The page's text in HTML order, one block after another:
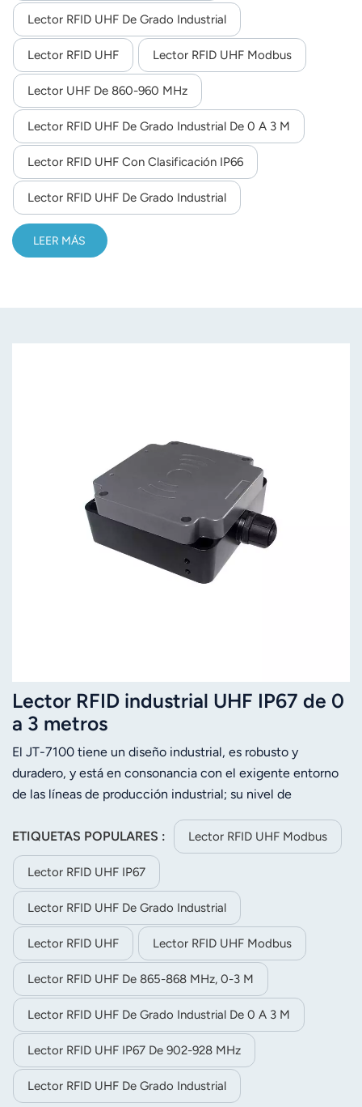
norsk
magyar
el estado de funcionamiento, sin fallos durante 24 horas al
día, 365 días al año.La cubierta inferior está diseñada para
instalar piezas de hierro, lo que resulta conveniente para la
instalación en entornos de líneas de producción industrial
y para la instalación de lectores.De tamaño reducido y
peso ligero, se integra fácilmente en los equipos de la
línea de producción industrial. Compatible con etiquetas
RFID EPCglobal UHF Clase 1 Gen 2 / ISO 18000-6C.
Lector RFID UHF De Grado Industrial
Lector RFID UHF Lector RFID UHF Modbus
Lector UHF De 860-960 MHz
Lector RFID UHF De Grado Industrial De 0 A 3 M
Lector RFID UHF Con Clasificación IP66
Lector RFID UHF De Grado Industrial
LEER MÁS
Lector RFID industrial UHF IP67 de 0
a 3 metros
El JT-7100 tiene un diseño industrial, es robusto y
duradero, y está en consonancia con el exigente entorno
de las líneas de producción industrial; su nivel de
investigación y desarrollo de propiedad intelectual propia
con un algoritmo de reconocimiento de etiquetas de alto
rendimiento. El software monitoriza de forma inteligente
el estado de funcionamiento, sin fallos durante 24 horas al
día, 365 días al año.La cubierta inferior está diseñada para
instalar piezas de hierro, lo que resulta conveniente para la
instalación en entornos de líneas de producción industrial
y para la instalación de lectores.De tamaño reducido y
peso ligero, se integra fácilmente en los equipos de la
línea de producción industrial. Compatible con etiquetas
RFID EPCglobal UHF Clase 1 Gen 2 / ISO 18000-6C.
ETIQUETAS POPULARES : Lector RFID UHF Modbus
Lector RFID UHF IP67
Lector RFID UHF De Grado Industrial
Lector RFID UHF Lector RFID UHF Modbus
Lector RFID UHF De 865-868 MHz, 0-3 M
Lector RFID UHF De Grado Industrial De 0 A 3 M
Lector RFID UHF IP67 De 902-928 MHz
Lector RFID UHF De Grado Industrial